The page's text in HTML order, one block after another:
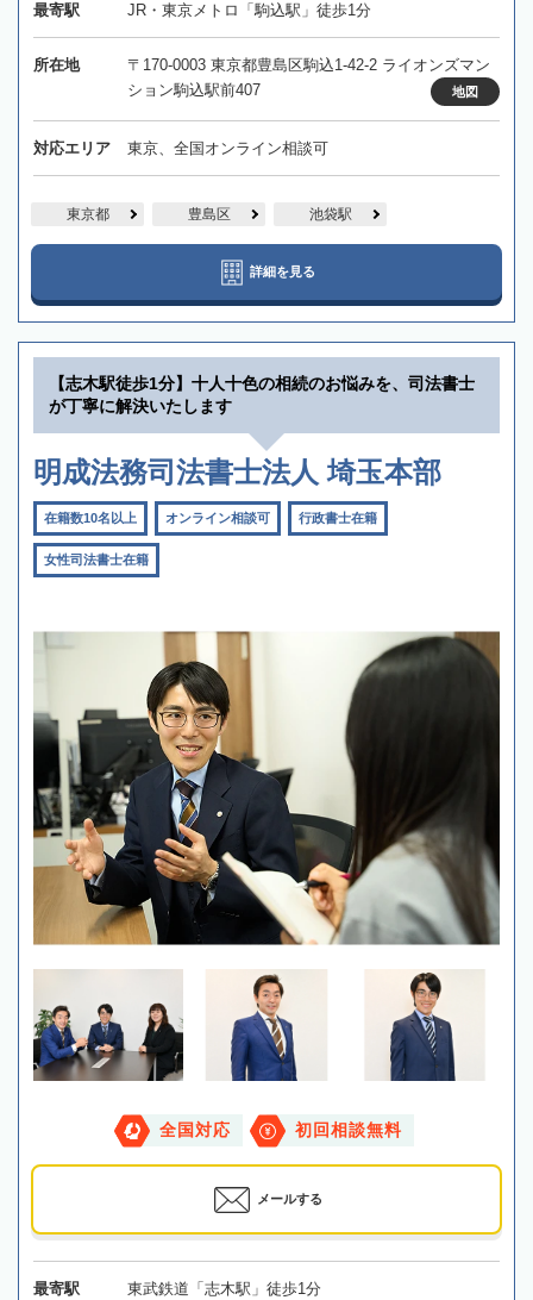
最寄駅 JR・東京メトロ「駒込駅」徒歩1分
所在地
〒170-0003 東京都豊島区駒込1-42-2 ライオンズマン
ション駒込駅前407
地図
対応エリア 東京、全国オンライン相談可
東京都 豊島区 池袋駅
詳細を見る
【志木駅徒歩1分】十人十色の相続のお悩みを、司法書士
が丁寧に解決いたします
明成法務司法書士法人 埼玉本部
在籍数10名以上 オンライン相談可 行政書士在籍
女性司法書士在籍
全国対応 初回相談無料
メールする
最寄駅 東武鉄道「志木駅」徒歩1分